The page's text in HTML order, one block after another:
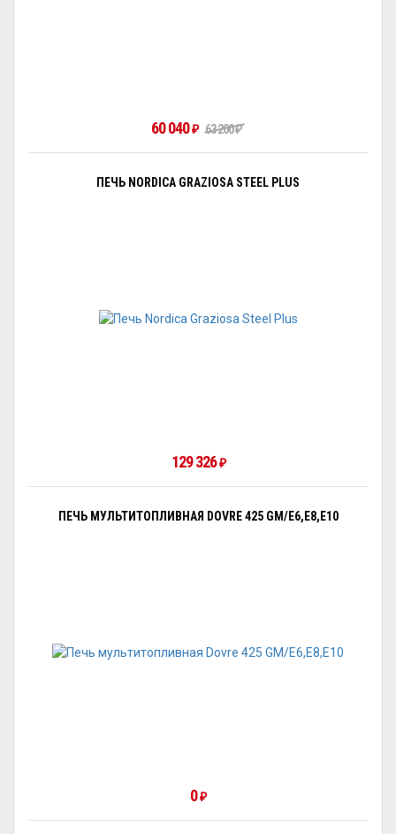
60 040₽ 63 200₽
ПЕЧЬ NORDICA GRAZIOSA STEEL PLUS
129 326₽
ПЕЧЬ МУЛЬТИТОПЛИВНАЯ DOVRE 425 GM/E6,E8,E10
0₽